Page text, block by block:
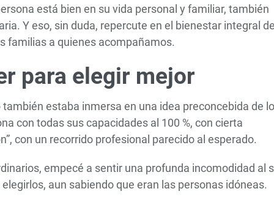
está bien en su vida personal y familiar, también
Y eso, sin duda, repercute en el bienestar integral
familias a quienes acompañamos.
para elegir mejor
estaba inmersa en una idea preconcebida de lo
con todas sus capacidades al 100 %, con cierta
con un recorrido profesional parecido al esperado.
empecé a sentir una profunda incomodidad al
aun sabiendo que eran las personas idóneas.